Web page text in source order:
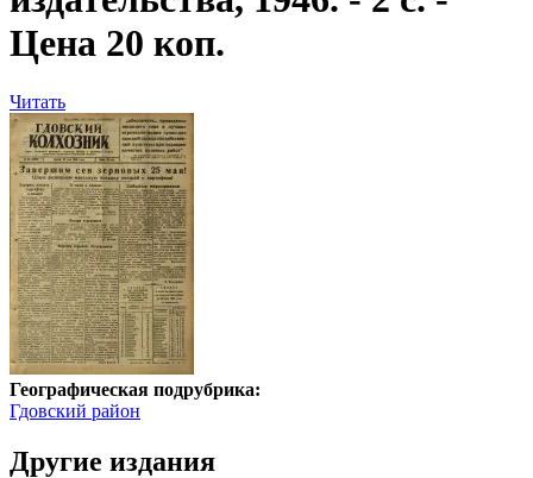
Цена 20 коп.
Читать
Географическая подрубрика:
Гдовский район
Другие издания